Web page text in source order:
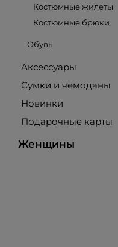
Костюмные жилеты
Костюмные брюки
Обувь
Аксессуары
Сумки и чемоданы
Новинки
Подарочные карты
Женщины